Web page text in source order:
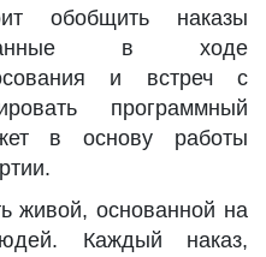
обобщить наказы
в ходе
и встреч с
программный
в основу работы
живой, основанной на
Каждый наказ,